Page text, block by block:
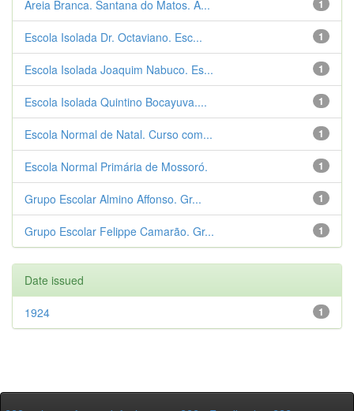
1
Areia Branca. Santana do Matos. A...
1
Escola Isolada Dr. Octaviano. Esc...
1
Escola Isolada Joaquim Nabuco. Es...
1
Escola Isolada Quintino Bocayuva....
1
Escola Normal de Natal. Curso com...
1
Escola Normal Primária de Mossoró.
1
Grupo Escolar Almino Affonso. Gr...
1
Grupo Escolar Felippe Camarão. Gr...
Date issued
1
1924